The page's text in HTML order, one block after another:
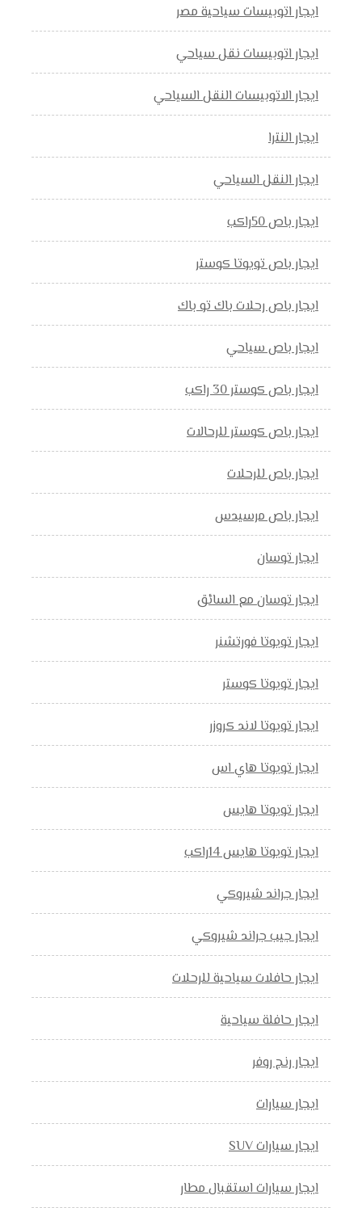
ايجار اتوبيسات سياحية مصر
ايجار اتوبيسات نقل سياحي
ايجار الاتوبيسات النقل السياحي
ايجار النترا
ايجار النقل السياحي
ايجار باص 50راكب
ايجار باص تويوتا كوستر
ايجار باص رحلات باك تو باك
ايجار باص سياحي
ايجار باص كوستر 30 راكب
ايجار باص كوستر للرحالات
ايجار باص للرحلات
ايجار باص مرسيدس
ايجار توسان
ايجار توسان مع السائق
ايجار تويوتا فورتشنر
ايجار تويوتا كوستر
ايجار تويوتا لاند كروزر
ايجار تويوتا هاي اس
ايجار تويوتا هايس
ايجار تويوتا هايس 14راكب
ايجار جراند شيروكي
ايجار جيب جراند شيروكي
ايجار حافلات سياحية للرحلات
ايجار حافلة سياحية
ايجار رنج روفر
ايجار سيارات
ايجار سيارات SUV
ايجار سيارات استقبال مطار